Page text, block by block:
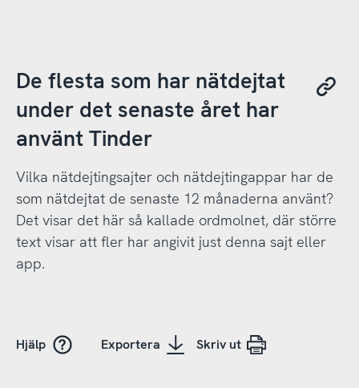
De flesta som har nätdejtat
under det senaste året har
använt Tinder
Vilka nätdejtingsajter och nätdejtingappar har de
som nätdejtat de senaste 12 månaderna använt?
Det visar det här så kallade ordmolnet, där större
text visar att fler har angivit just denna sajt eller
app.
Hjälp Exportera Skriv ut